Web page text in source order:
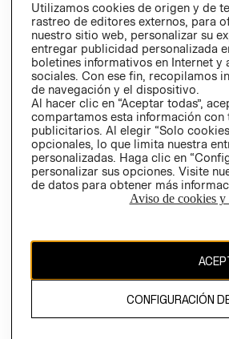
Ecuador ($)
CAMBIAR REGIÓN
El contenido de esta página web está
propiedad de H&M Hennes & Mauritz AB.
Utilizamos cookies de origen y de
rastreo de editores externos, para
nuestro sitio web, personalizar su
entregar publicidad personalizada
boletines informativos en Internet y
sociales. Con ese fin, recopilamos
de navegación y el dispositivo.
Al hacer clic en “Aceptar todas”,
compartamos esta información
publicitarios. Al elegir “Solo
opcionales, lo que limita nuestra
personalizadas. Haga clic en
personalizar sus opciones. Visite
de datos para obtener más
Aviso de cookies y
CONFIGURACIÓN